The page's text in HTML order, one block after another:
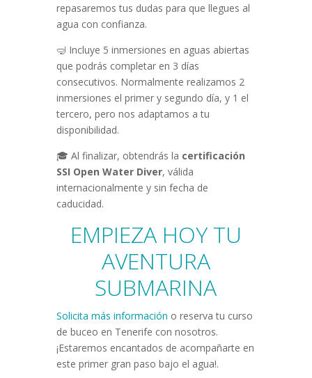
repasaremos tus dudas para que llegues al
agua con confianza.
🤿 Incluye 5 inmersiones en aguas abiertas
que podrás completar en 3 días
consecutivos. Normalmente realizamos 2
inmersiones el primer y segundo día, y 1 el
tercero, pero nos adaptamos a tu
disponibilidad.
🎓 Al finalizar, obtendrás la certificación
SSI Open Water Diver, válida
internacionalmente y sin fecha de
caducidad.
EMPIEZA HOY TU
AVENTURA
SUBMARINA
Solicita más información o reserva tu curso
de buceo en Tenerife con nosotros.
¡Estaremos encantados de acompañarte en
este primer gran paso bajo el agua!.